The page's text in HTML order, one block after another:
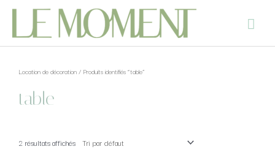
Location de décoration/ Produits identifiés “table”
table
2 résultats affichés